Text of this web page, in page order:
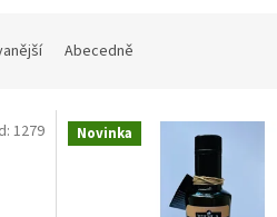
Abecedně
1279 Novinka